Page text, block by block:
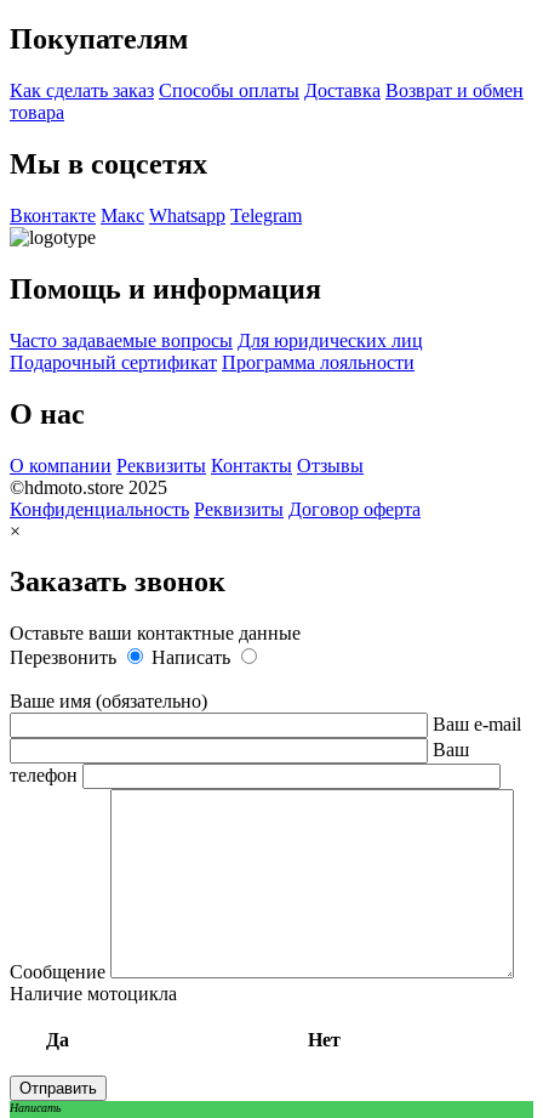
Покупателям
Как сделать заказ Способы оплаты Доставка Возврат и обмен
товара
Мы в соцсетях
Вконтакте Макс Whatsapp Telegram
Помощь и информация
Часто задаваемые вопросы Для юридических лиц
Подарочный сертификат Программа лояльности
О нас
О компании Реквизиты Контакты Отзывы
©hdmoto.store 2025
Конфиденциальность Реквизиты Договор оферта
×
Заказать звонок
Оставьте ваши контактные данные
Перезвонить
Написать
Ваше имя (обязательно)
Ваш e-mail
Ваш
телефон
Сообщение
Наличие мотоцикла
Да Нет
Написать